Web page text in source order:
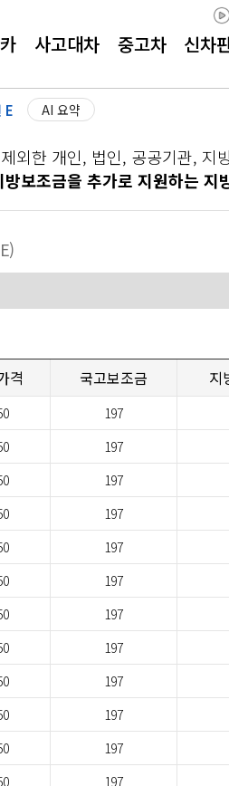
사고대차 중고차 신차
E AI 요약
외한 개인, 법인, 공공기관, 지
방보조금을 추가로 지원하는 지
격 국고보조금 지
197
197
197
197
197
197
197
197
197
197
197
197